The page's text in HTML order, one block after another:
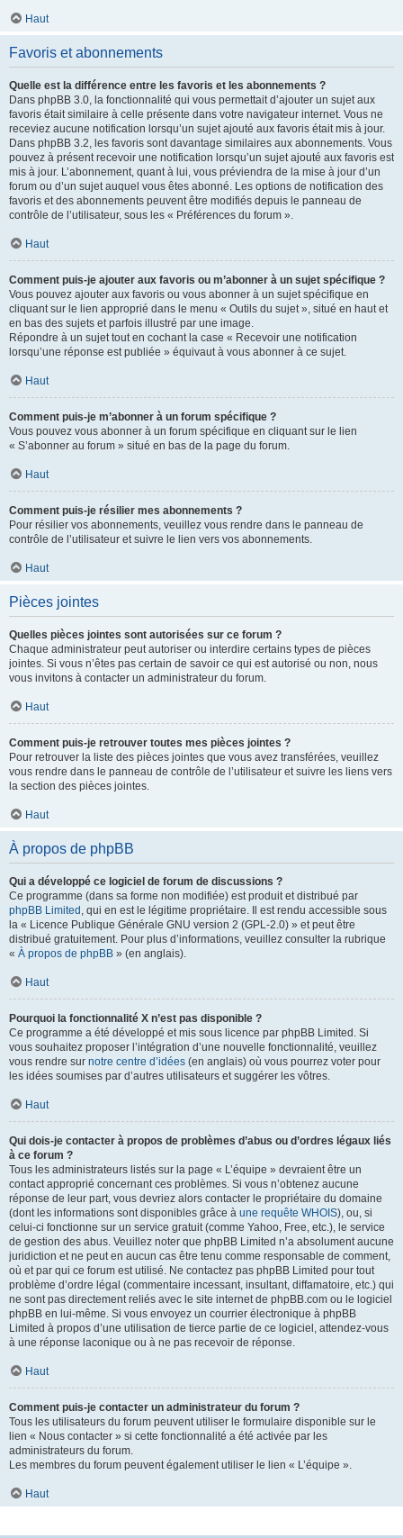
Haut
Favoris et abonnements
Quelle est la différence entre les favoris et les abonnements ?
Dans phpBB 3.0, la fonctionnalité qui vous permettait d’ajouter un sujet aux
favoris était similaire à celle présente dans votre navigateur internet. Vous ne
receviez aucune notification lorsqu’un sujet ajouté aux favoris était mis à jour.
Dans phpBB 3.2, les favoris sont davantage similaires aux abonnements. Vous
pouvez à présent recevoir une notification lorsqu’un sujet ajouté aux favoris est
mis à jour. L’abonnement, quant à lui, vous préviendra de la mise à jour d’un
forum ou d’un sujet auquel vous êtes abonné. Les options de notification des
favoris et des abonnements peuvent être modifiés depuis le panneau de
contrôle de l’utilisateur, sous les « Préférences du forum ».
Haut
Comment puis-je ajouter aux favoris ou m’abonner à un sujet spécifique ?
Vous pouvez ajouter aux favoris ou vous abonner à un sujet spécifique en
cliquant sur le lien approprié dans le menu « Outils du sujet », situé en haut et
en bas des sujets et parfois illustré par une image.
Répondre à un sujet tout en cochant la case « Recevoir une notification
lorsqu’une réponse est publiée » équivaut à vous abonner à ce sujet.
Haut
Comment puis-je m’abonner à un forum spécifique ?
Vous pouvez vous abonner à un forum spécifique en cliquant sur le lien
« S’abonner au forum » situé en bas de la page du forum.
Haut
Comment puis-je résilier mes abonnements ?
Pour résilier vos abonnements, veuillez vous rendre dans le panneau de
contrôle de l’utilisateur et suivre le lien vers vos abonnements.
Haut
Pièces jointes
Quelles pièces jointes sont autorisées sur ce forum ?
Chaque administrateur peut autoriser ou interdire certains types de pièces
jointes. Si vous n’êtes pas certain de savoir ce qui est autorisé ou non, nous
vous invitons à contacter un administrateur du forum.
Haut
Comment puis-je retrouver toutes mes pièces jointes ?
Pour retrouver la liste des pièces jointes que vous avez transférées, veuillez
vous rendre dans le panneau de contrôle de l’utilisateur et suivre les liens vers
la section des pièces jointes.
Haut
À propos de phpBB
Qui a développé ce logiciel de forum de discussions ?
Ce programme (dans sa forme non modifiée) est produit et distribué par
phpBB Limited , qui en est le légitime propriétaire. Il est rendu accessible sous
la « Licence Publique Générale GNU version 2 (GPL-2.0) » et peut être
distribué gratuitement. Pour plus d’informations, veuillez consulter la rubrique
« À propos de phpBB » (en anglais).
Haut
Pourquoi la fonctionnalité X n’est pas disponible ?
Ce programme a été développé et mis sous licence par phpBB Limited. Si
vous souhaitez proposer l’intégration d’une nouvelle fonctionnalité, veuillez
vous rendre sur notre centre d’idées (en anglais) où vous pourrez voter pour
les idées soumises par d’autres utilisateurs et suggérer les vôtres.
Haut
Qui dois-je contacter à propos de problèmes d’abus ou d’ordres légaux liés
à ce forum ?
Tous les administrateurs listés sur la page « L’équipe » devraient être un
contact approprié concernant ces problèmes. Si vous n’obtenez aucune
réponse de leur part, vous devriez alors contacter le propriétaire du domaine
(dont les informations sont disponibles grâce à une requête WHOIS), ou, si
celui-ci fonctionne sur un service gratuit (comme Yahoo, Free, etc.), le service
de gestion des abus. Veuillez noter que phpBB Limited n’a absolument aucune
juridiction et ne peut en aucun cas être tenu comme responsable de comment,
où et par qui ce forum est utilisé. Ne contactez pas phpBB Limited pour tout
problème d’ordre légal (commentaire incessant, insultant, diffamatoire, etc.) qui
ne sont pas directement reliés avec le site internet de phpBB.com ou le logiciel
phpBB en lui-même. Si vous envoyez un courrier électronique à phpBB
Limited à propos d’une utilisation de tierce partie de ce logiciel, attendez-vous
à une réponse laconique ou à ne pas recevoir de réponse.
Haut
Comment puis-je contacter un administrateur du forum ?
Tous les utilisateurs du forum peuvent utiliser le formulaire disponible sur le
lien « Nous contacter » si cette fonctionnalité a été activée par les
administrateurs du forum.
Les membres du forum peuvent également utiliser le lien « L’équipe ».
Haut